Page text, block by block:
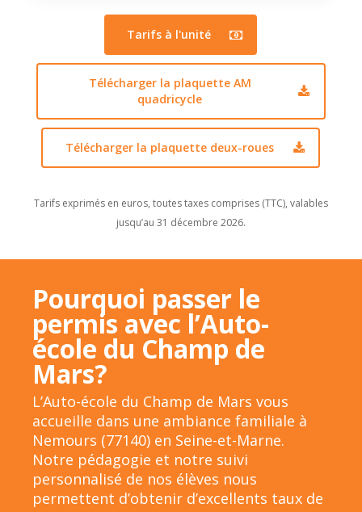
Tarifs à l'unité
Télécharger la plaquette AM
quadricycle
Télécharger la plaquette deux-roues
Tarifs exprimés en euros, toutes taxes comprises (TTC), valables
jusqu’au 31 décembre 2026.
Pourquoi passer le
permis avec l’Auto-
école du Champ de
Mars?
L’Auto-école du Champ de Mars vous
accueille dans une ambiance familiale à
Nemours (77140) en Seine-et-Marne.
Notre pédagogie et notre suivi
personnalisé de nos élèves nous
permettent d’obtenir d’excellents taux de